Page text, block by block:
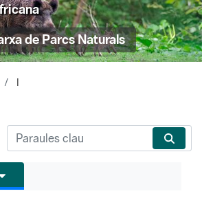
de Parcs Naturals